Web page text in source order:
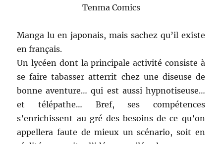
Tenma Comics
Manga lu en japonais, mais sachez qu’il existe
en français.
Un lycéen dont la principale activité consiste à
se faire tabasser atterrit chez une diseuse de
bonne aventure… qui est aussi hypnotiseuse…
et télépathe… Bref, ses compétences
s’enrichissent au gré des besoins de ce qu’on
appellera faute de mieux un scénario, soit en